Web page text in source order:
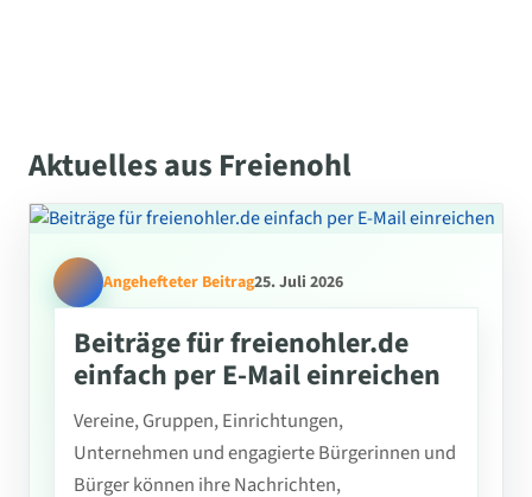
Aktuelles aus Freienohl
Angehefteter Beitrag25. Juli 2026
Beiträge für freienohler.de
einfach per E-Mail einreichen
Vereine, Gruppen, Einrichtungen,
Unternehmen und engagierte Bürgerinnen und
Bürger können ihre Nachrichten,